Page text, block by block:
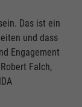
Das ist ein
und dass
Engagement
Falch,